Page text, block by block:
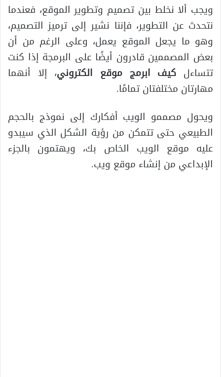
ويجب ألا نخلط بين تصميم وتطوير الموقع، فعندما
نتحدث عن التطوير، فإننا نشير إلى ترميز التصميم،
وهو ما يجعل الموقع يعمل، وعلى الرغم من أن
بعض المصممين قادرون أيضًا على البرمجة إذا كنت
تتساءل كيف ابرمج موقع الكتروني، إلا أنهما
مهارتان مختلفتان تمامًا.
ويحول مصممو الويب أفكارك إلى نموذج بالحجم
الطبيعي حتى تتمكن من رؤية الشكل الذي سيبدو
عليه موقع الويب الخاص بك، ويهتمون بالجزء
الإبداعي من إنشاء موقع ويب.